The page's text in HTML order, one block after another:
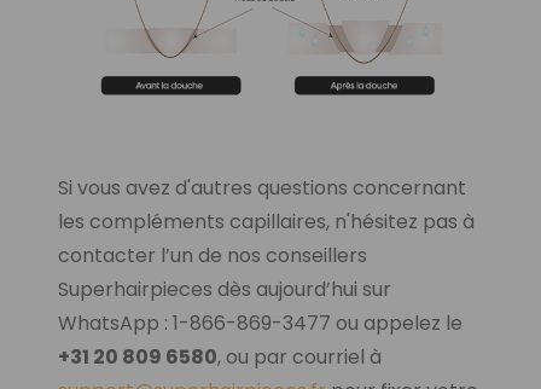
Si vous avez d'autres questions concernant
les compléments capillaires, n'hésitez pas à
contacter l’un de nos conseillers
Superhairpieces dès aujourd’hui sur
WhatsApp : 1-866-869-3477 ou appelez le
+31 20 809 6580, ou par courriel à